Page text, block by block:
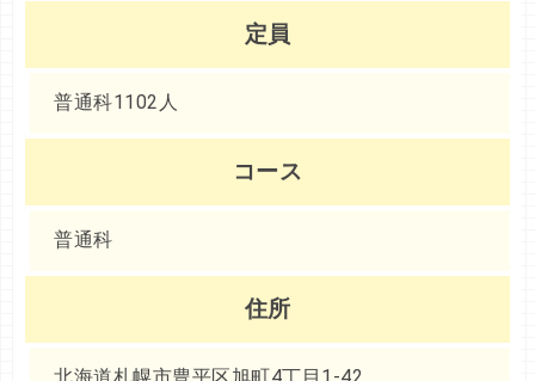
定員
普通科1102人
コース
普通科
住所
北海道札幌市豊平区旭町4丁目1-42